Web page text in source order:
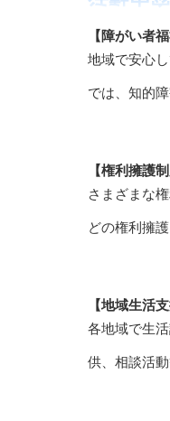
【障がい者
地域で安心
では、知的
【権利擁護
さまざまな
どの権利擁
【地域生活
各地域で生
供、相談活